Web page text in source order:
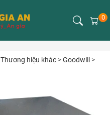
0
Thương hiệu khác >Goodwill
>